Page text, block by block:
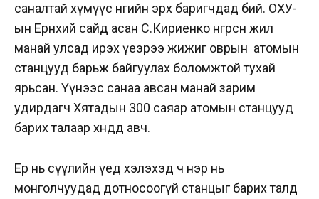
саналтай хүмүүс өнөөгийн эрх баригчдад бий. ОХУ-
ын Ерөнхий сайд асан С.Кириенко өнгөрсөн жил
манай улсад ирэх үеэрээ жижиг оврын атомын
станцууд барьж байгуулах боломжтой тухай
ярьсан. Үүнээс санаа авсан манай зарим
удирдагч Хятадын 300 саяар атомын станцууд
барих талаар хөндөөд авч.
Ер нь сүүлийн үед хэлэхэд ч нэр нь
монголчуудад дотносоогүй станцыг барих талд